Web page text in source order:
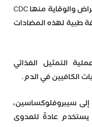
وتقدر المراكز الأميركية لمكافحة الأمراض والوقاية منها CDC
من 230 مليون وصفة طبية لهذه المضادات
التمثيل الغذائي
الكافيين في الدم.
إلى سيبروفلوكساسين،
يستخدم عادةً للعدوى